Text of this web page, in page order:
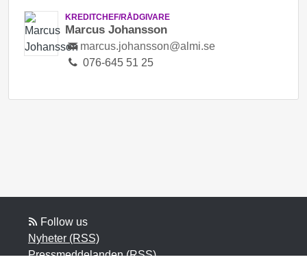
KREDITCHEF/RÅDGIVARE
Marcus Johansson
marcus.johansson@almi.se
076-645 51 25
Follow us
Nyheter (RSS)
Pressmeddelanden (RSS)